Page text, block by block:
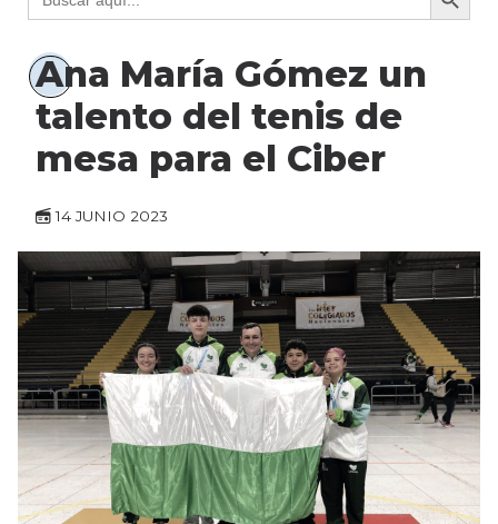
Ana María Gómez un
talento del tenis de
mesa para el Ciber
14 JUNIO 2023